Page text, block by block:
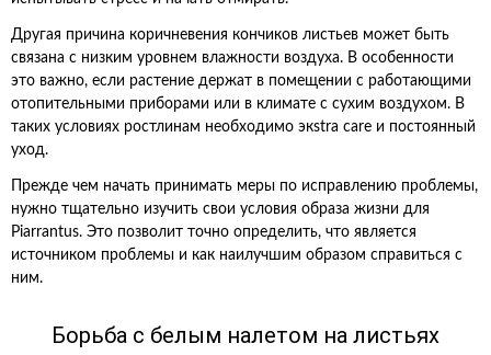
Другая причина коричневения кончиков листьев может быть
связана с низким уровнем влажности воздуха. В особенности
это важно, если растение держат в помещении с работающими
отопительными приборами или в климате с сухим воздухом. В
таких условиях ростлинам необходимо экstra care и постоянный
уход.
Прежде чем начать принимать меры по исправлению проблемы,
нужно тщательно изучить свои условия образа жизни для
Piarrantus. Это позволит точно определить, что является
источником проблемы и как наилучшим образом справиться с
ним.
Борьба с белым налетом на листьях